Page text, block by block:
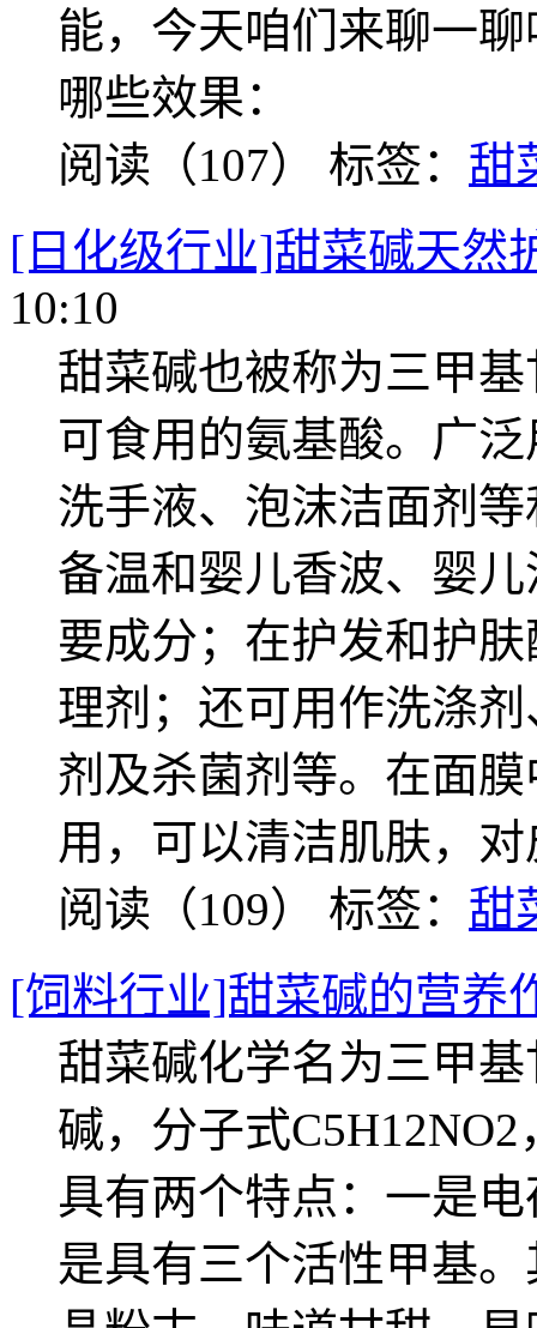
能，今天咱们来聊一
哪些效果：
阅读（107） 标签： 甜
[日化级行业]甜菜碱天然
10:10
甜菜碱也被称为三甲
可食用的氨基酸。广
洗手液、泡沫洁面剂
备温和婴儿香波、婴
要成分；在护发和护
理剂；还可用作洗涤
剂及杀菌剂等。在面
用，可以清洁肌肤，
阅读（109） 标签： 甜
[饲料行业]甜菜碱的营养
甜菜碱化学名为三甲
碱，分子式
具有两个特点：一是
是具有三个活性甲基